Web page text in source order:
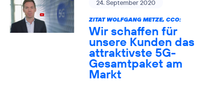
24. September 2020
ZITAT WOLFGANG METZE, CCO:
Wir schaffen für
unsere Kunden das
attraktivste 5G-
Gesamtpaket am
Markt